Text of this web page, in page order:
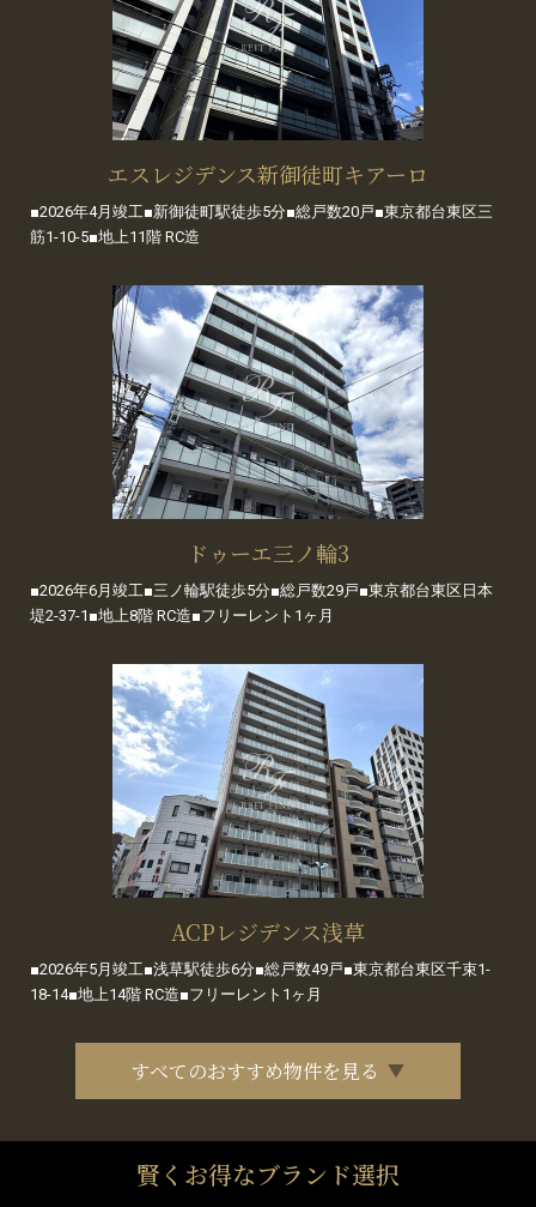
エスレジデンス新御徒町キアーロ
■2026年4月竣工■新御徒町駅徒歩5分■総戸数20戸■東京都台東区三
筋1-10-5■地上11階 RC造
ドゥーエ三ノ輪3
■2026年6月竣工■三ノ輪駅徒歩5分■総戸数29戸■東京都台東区日本
堤2-37-1■地上8階 RC造■フリーレント1ヶ月
ACPレジデンス浅草
■2026年5月竣工■浅草駅徒歩6分■総戸数49戸■東京都台東区千束1-
18-14■地上14階 RC造■フリーレント1ヶ月
すべてのおすすめ物件を見る
賢くお得なブランド選択